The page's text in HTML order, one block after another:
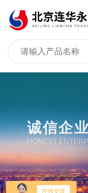
诚信企
HONEST